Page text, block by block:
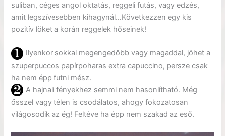
suliban, céges angol oktatás, reggeli futás, vagy edzés,
amit legszívesebben kihagynál…Következzen egy kis
pozitív löket a korán reggelek hőseinek!
Ilyenkor sokkal megengedőbb vagy magaddal, jöhet a
szuperpuccos papírpoharas extra capuccino, persze csak
ha nem épp futni mész.
A hajnali fényekhez semmi nem hasonlítható. Még
ősszel vagy télen is csodálatos, ahogy fokozatosan
világosodik az ég! Feltéve ha épp nem szakad az eső.